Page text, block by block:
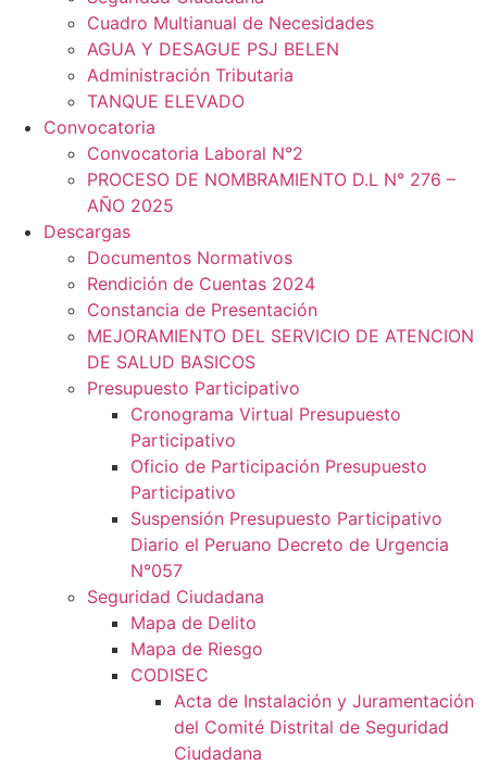
Cuadro Multianual de Necesidades
AGUA Y DESAGUE PSJ BELEN
Administración Tributaria
TANQUE ELEVADO
Convocatoria
Convocatoria Laboral N°2
PROCESO DE NOMBRAMIENTO D.L N° 276 –
AÑO 2025
Descargas
Documentos Normativos
Rendición de Cuentas 2024
Constancia de Presentación
MEJORAMIENTO DEL SERVICIO DE ATENCION
DE SALUD BASICOS
Presupuesto Participativo
Cronograma Virtual Presupuesto
Participativo
Oficio de Participación Presupuesto
Participativo
Suspensión Presupuesto Participativo
Diario el Peruano Decreto de Urgencia
N°057
Seguridad Ciudadana
Mapa de Delito
Mapa de Riesgo
CODISEC
Acta de Instalación y Juramentación
del Comité Distrital de Seguridad
Ciudadana